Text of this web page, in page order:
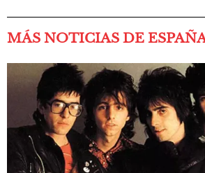
MÁS NOTICIAS DE